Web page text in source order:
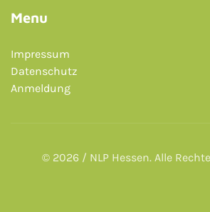
Menu
Impressum
Datenschutz
Anmeldung
© 2026 / NLP Hessen. Alle